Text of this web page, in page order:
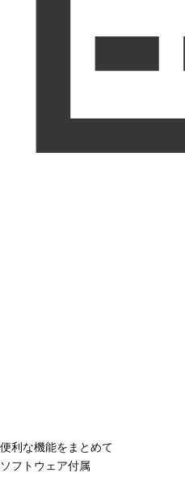
便利な機能をまとめて
ソフトウェア付属